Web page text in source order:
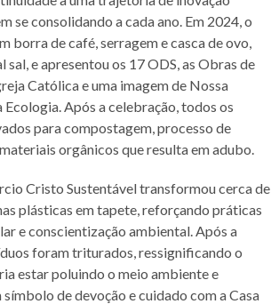
se consolidando a cada ano. Em 2024, o
borra de café, serragem e casca de ovo,
e apresentou os 17 ODS, as Obras de
Católica e uma imagem de Nossa
Ecologia. Após a celebração, todos os
para compostagem, processo de
orgânicos que resulta em adubo.
Cristo Sustentável transformou cerca de
plásticas em tapete, reforçando práticas
e conscientização ambiental. Após a
foram triturados, ressignificando o
estar poluindo o meio ambiente e
de devoção e cuidado com a Casa